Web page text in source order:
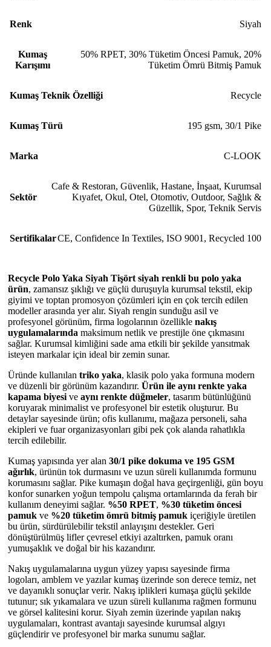
Renk Siyah
Kumaş
Karışımı
50% RPET, 30% Tüketim Öncesi Pamuk, 20%
Tüketim Ömrü Bitmiş Pamuk
Kumaş Teknik Özelliği Recycle
Kumaş Türü 195 gsm, 30/1 Pike
Marka C-LOOK
Sektör
Cafe & Restoran, Güvenlik, Hastane, İnşaat, Kurumsal
Kıyafet, Okul, Otel, Otomotiv, Outdoor, Sağlık &
Güzellik, Spor, Teknik Servis
SertifikalarCE, Confidence In Textiles, ISO 9001, Recycled 100
Recycle Polo Yaka Siyah Tişört siyah renkli bu polo yaka
ürün, zamansız şıklığı ve güçlü duruşuyla kurumsal tekstil, ekip
giyimi ve toptan promosyon çözümleri için en çok tercih edilen
modeller arasında yer alır. Siyah rengin sunduğu asil ve
profesyonel görünüm, firma logolarının özellikle nakış
uygulamalarında maksimum netlik ve prestijle öne çıkmasını
sağlar. Kurumsal kimliğini sade ama etkili bir şekilde yansıtmak
isteyen markalar için ideal bir zemin sunar.
Üründe kullanılan triko yaka, klasik polo yaka formuna modern
ve düzenli bir görünüm kazandırır. Ürün ile aynı renkte yaka
kapama biyesive aynı renkte düğmeler, tasarım bütünlüğünü
koruyarak minimalist ve profesyonel bir estetik oluşturur. Bu
detaylar sayesinde ürün; ofis kullanımı, mağaza personeli, saha
ekipleri ve fuar organizasyonları gibi pek çok alanda rahatlıkla
tercih edilebilir.
Kumaş yapısında yer alan 30/1 pike dokuma ve 195 GSM
ağırlık, ürünün tok durmasını ve uzun süreli kullanımda formunu
korumasını sağlar. Pike kumaşın doğal hava geçirgenliği, gün boyu
konfor sunarken yoğun tempolu çalışma ortamlarında da ferah bir
kullanım deneyimi sağlar. %50 RPET, %30 tüketim öncesi
pamuk ve %20 tüketim ömrü bitmiş pamuk içeriğiyle üretilen
bu ürün, sürdürülebilir tekstil anlayışını destekler. Geri
dönüştürülmüş lifler çevresel etkiyi azaltırken, pamuk oranı
yumuşaklık ve doğal bir his kazandırır.
Nakış uygulamalarına uygun yüzey yapısı sayesinde firma
logoları, amblem ve yazılar kumaş üzerinde son derece temiz, net
ve dayanıklı sonuçlar verir. Nakış iplikleri kumaşa güçlü şekilde
tutunur; sık yıkamalara ve uzun süreli kullanıma rağmen formunu
ve görsel kalitesini korur. Siyah zemin üzerinde yapılan nakış
uygulamaları, kontrast avantajı sayesinde kurumsal algıyı
güçlendirir ve profesyonel bir marka sunumu sağlar.